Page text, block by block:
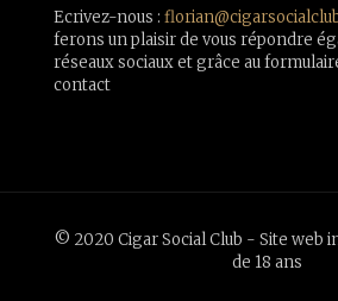
Ecrivez-nous :
ferons un plaisir de vous répondre
réseaux sociaux et grâce au
contact
© 2020 Cigar Social Club - Site web
de 18 ans